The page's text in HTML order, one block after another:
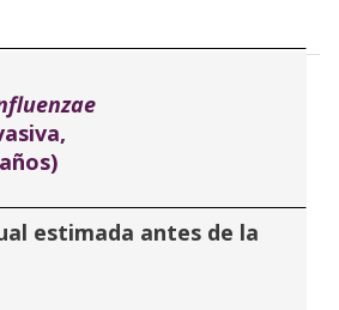
estimada antes de la